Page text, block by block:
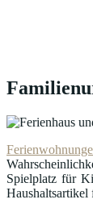
Spielplatz für
Haushaltsartikel